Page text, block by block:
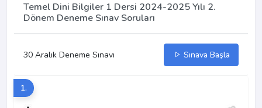
Temel Dini Bilgiler 1 Dersi 2024-2025 Yılı 2.
Dönem Deneme Sınav Soruları
30 Aralık Deneme Sınavı Sınava Başla
1.